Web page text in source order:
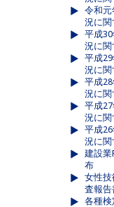
令和
況に関
平成
況に関
平成
況に関
平成
況に関
平成
況に関
平成
況に関
建設業
布
女性技
査報告
各種検